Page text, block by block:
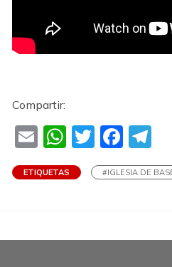
Compartir:
EmailWhatsApp
Twitter
ETIQUETAS #IGLESIA DE